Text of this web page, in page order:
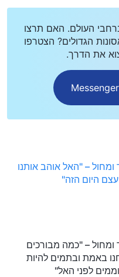
העולם. האם תרצו
הגדולים? הצטרפו
את הדרך.
ומחול – "האל אוהב אותנו
היום הזה"
ומחול – "כמה מבורכים
באמת ובתמים להיות
לפני האל"